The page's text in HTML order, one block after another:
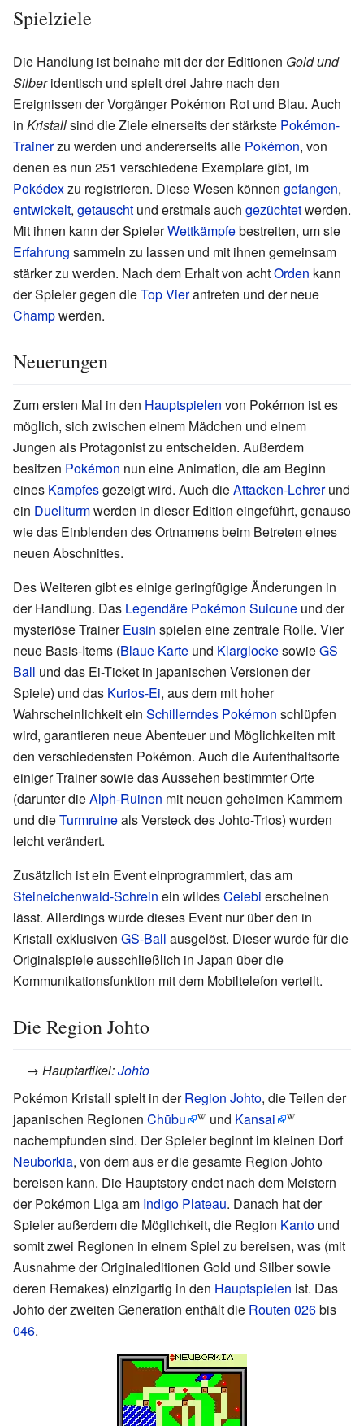
Spielziele
Die Handlung ist beinahe mit der der Editionen Gold und
Silberidentisch und spielt drei Jahre nach den
Ereignissen der Vorgänger Pokémon Rot und Blau. Auch
in Kristallsind die Ziele einerseits der stärkste Pokémon-
Trainerzu werden und andererseits alle Pokémon, von
denen es nun 251 verschiedene Exemplare gibt, im
Pokédexzu registrieren. Diese Wesen können gefangen,
entwickelt, getauscht und erstmals auch gezüchtetwerden.
Mit ihnen kann der SpielerWettkämpfebestreiten, um sie
Erfahrung sammeln zu lassen und mit ihnen gemeinsam
stärker zu werden. Nach dem Erhalt von achtOrden kann
der Spieler gegen dieTop Vierantreten und der neue
Champwerden.
Neuerungen
Zum ersten Mal in den Hauptspielen von Pokémon ist es
möglich, sich zwischen einem Mädchen und einem
Jungen als Protagonist zu entscheiden. Außerdem
besitzen Pokémon nun eine Animation, die am Beginn
eines Kampfesgezeigt wird. Auch dieAttacken-Lehrerund
ein Duellturmwerden in dieser Edition eingeführt, genauso
wie das Einblenden des Ortnamens beim Betreten eines
neuen Abschnittes.
Des Weiteren gibt es einige geringfügige Änderungen in
der Handlung. Das Legendäre Pokémon Suicune und der
mysteriöse TrainerEusin spielen eine zentrale Rolle. Vier
neue Basis-Items (Blaue Karte und KlarglockesowieGS
Ball und das Ei-Ticket in japanischen Versionen der
Spiele) und das Kurios-Ei, aus dem mit hoher
Wahrscheinlichkeit ein Schillerndes Pokémon schlüpfen
wird, garantieren neue Abenteuer und Möglichkeiten mit
den verschiedensten Pokémon. Auch die Aufenthaltsorte
einiger Trainer sowie das Aussehen bestimmter Orte
(darunter dieAlph-Ruinen mit neuen geheimen Kammern
und dieTurmruineals Versteck des Johto-Trios) wurden
leicht verändert.
Zusätzlich ist ein Event einprogrammiert, das am
Steineichenwald-Schrein ein wildesCelebi erscheinen
lässt. Allerdings wurde dieses Event nur über den in
Kristall exklusiven GS-Ball ausgelöst. Dieser wurde für die
Originalspiele ausschließlich in Japan über die
Kommunikationsfunktion mit dem Mobiltelefon verteilt.
Die Region Johto
→ Hauptartikel:Johto
Pokémon Kristall spielt in derRegion Johto, die Teilen der
japanischen Regionen Chūbu und Kansai
nachempfunden sind. Der Spieler beginnt im kleinen Dorf
Neuborkia, von dem aus er die gesamte Region Johto
bereisen kann. Die Hauptstory endet nach dem Meistern
der Pokémon Liga am Indigo Plateau. Danach hat der
Spieler außerdem die Möglichkeit, die Region Kanto und
somit zwei Regionen in einem Spiel zu bereisen, was (mit
Ausnahme der Originaleditionen Gold und Silber sowie
deren Remakes) einzigartig in den Hauptspielen ist. Das
Johto der zweiten Generation enthält die Routen 026bis
046.